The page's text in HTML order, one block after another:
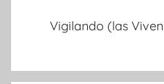
Vigilando (las